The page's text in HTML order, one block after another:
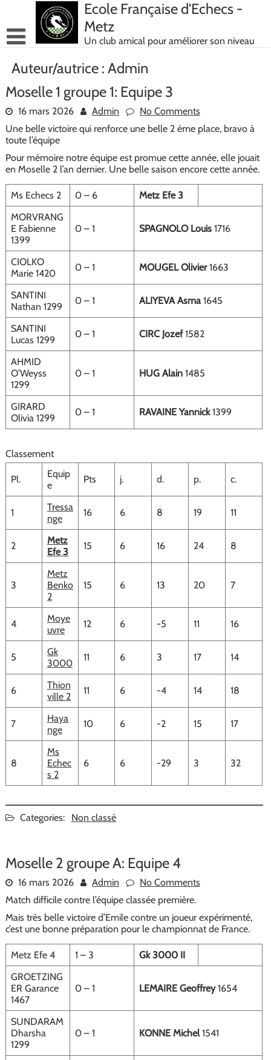
content
Ecole Française d'Echecs -
Metz
Un club amical pour améliorer son niveau
Auteur/autrice : Admin
Moselle 1 groupe 1: Equipe 3
16 mars 2026 Admin
No Comments
Une belle victoire qui renforce une belle 2 ème place, bravo à
toute l’équipe
Pour mémoire notre équipe est promue cette année, elle jouait
en Moselle 2 l’an dernier. Une belle saison encore cette année.
Ms Echecs 2 0 – 6
Metz Efe 3
MORVRANG
E Fabienne
1399
0 – 1 SPAGNOLO Louis1716
CIOLKO
Marie 1420
0 – 1 MOUGEL Olivier1663
SANTINI
Nathan 1299
0 – 1 ALIYEVA Asma1645
SANTINI
Lucas 1299
0 – 1 CIRC Jozef1582
AHMID
O’Weyss
1299
0 – 1 HUG Alain1485
GIRARD
Olivia 1299
0 – 1 RAVAINE Yannick1399
Classement
Pl.
Equip
e
Pts j. d. p. c.
1
Tressa
nge
16 6 8 19 11
2
Metz
Efe 3
15 6 16 24 8
3
Metz
Benko
2
15 6 13 20 7
4
Moye
uvre
12 6 -5 11 16
5
Gk
3000
11 6 3 17 14
6
Thion
ville 2
11 6 -4 14 18
7
Haya
nge
10 6 -2 15 17
8
Ms
Echec
s 2
6 6 -29 3 32
Categories: Non classé
Moselle 2 groupe A: Equipe 4
16 mars 2026 Admin
No Comments
Match difficile contre l’équipe classée première.
Mais très belle victoire d’Emile contre un joueur expérimenté,
c’est une bonne préparation pour le championnat de France.
Metz Efe 4 1 – 3
Gk 3000 II
GROETZING
ER Garance
1467
0 – 1 LEMAIRE Geoffrey1654
SUNDARAM
Dharsha
1299
0 – 1 KONNE Michel1541